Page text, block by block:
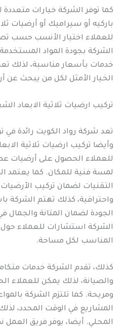
كما توفر الشركة خيارات
باركيه أو سيراميك أو أرضيات
للعملاء اختيار الأنسب حسب
الشركة بجودة المواد
خدمات بأسعار مناسبة، لذلك
الخيار الأمثل لكل من يبحث عن
تركيب ارضيات ثلاثية الابعاد
تعد شركة رواد الكويت رائدة في
وأيضا تركيب ارضيات ثلاثية
للعملاء الحصول على أرضيات
لمسة فنية للمكان. كما يعتمد
التقنيات لضمان تركيب الأرضيات
واحترافية، كذلك تهتم الشركة
الجودة لضمان المتانة والجمال
الشركة استشارات للعملاء حول
المناسب لكل مساحة.
كذلك، تقدم الشركة خدمات
والصيانة، لذلك يمكن للعملاء
ومريحة. كما تلتزم الشركة
المشاريع في الوقت المحدد،
المحلي. أيضا، يوفر فريق